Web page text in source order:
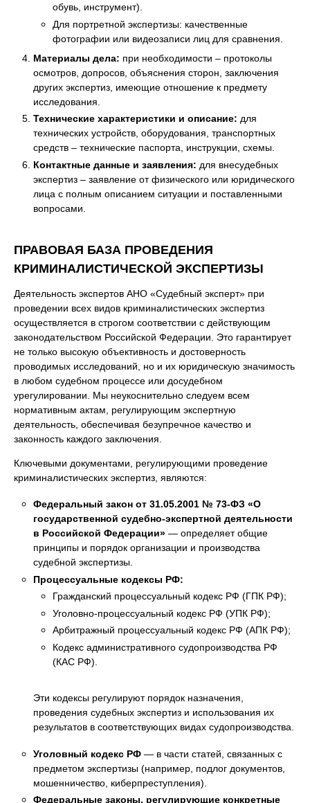
обувь, инструмент).
Для портретной экспертизы: качественные
фотографии или видеозаписи лиц для сравнения.
Материалы дела: при необходимости – протоколы
осмотров, допросов, объяснения сторон, заключения
других экспертиз, имеющие отношение к предмету
исследования.
Технические характеристики и описание: для
технических устройств, оборудования, транспортных
средств – технические паспорта, инструкции, схемы.
Контактные данные и заявления: для внесудебных
экспертиз – заявление от физического или юридического
лица с полным описанием ситуации и поставленными
вопросами.
ПРАВОВАЯ БАЗА ПРОВЕДЕНИЯ
КРИМИНАЛИСТИЧЕСКОЙ ЭКСПЕРТИЗЫ
Деятельность экспертов АНО «Судебный эксперт» при
проведении всех видов криминалистических экспертиз
осуществляется в строгом соответствии с действующим
законодательством Российской Федерации. Это гарантирует
не только высокую объективность и достоверность
проводимых исследований, но и их юридическую значимость
в любом судебном процессе или досудебном
урегулировании. Мы неукоснительно следуем всем
нормативным актам, регулирующим экспертную
деятельность, обеспечивая безупречное качество и
законность каждого заключения.
Ключевыми документами, регулирующими проведение
криминалистических экспертиз, являются:
Федеральный закон от 31.05.2001 № 73-ФЗ «О
государственной судебно-экспертной деятельности
в Российской Федерации» — определяет общие
принципы и порядок организации и производства
судебной экспертизы.
Процессуальные кодексы РФ:
Гражданский процессуальный кодекс РФ (ГПК РФ);
Уголовно-процессуальный кодекс РФ (УПК РФ);
Арбитражный процессуальный кодекс РФ (АПК РФ);
Кодекс административного судопроизводства РФ
(КАС РФ).
Эти кодексы регулируют порядок назначения,
проведения судебных экспертиз и использования их
результатов в соответствующих видах судопроизводства.
Уголовный кодекс РФ — в части статей, связанных с
предметом экспертизы (например, подлог документов,
мошенничество, киберпреступления).
Федеральные законы, регулирующие конкретные